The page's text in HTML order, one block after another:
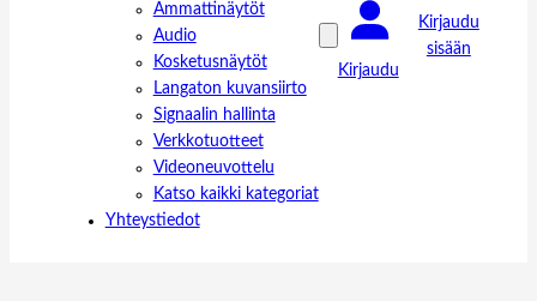
Ammattinäytöt
Audio
Kosketusnäytöt
Langaton kuvansiirto
Signaalin hallinta
Verkkotuotteet
Videoneuvottelu
Katso kaikki kategoriat
Yhteystiedot
Kirjaudu
Kirjaudu
sisään